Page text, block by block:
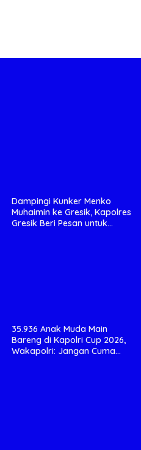
Dampingi Kunker Menko
Muhaimin ke Gresik, Kapolres
Gresik Beri Pesan untuk
35.936 Anak Muda Main
Bareng di Kapolri Cup 2026,
Wakapolri: Jangan Cuma